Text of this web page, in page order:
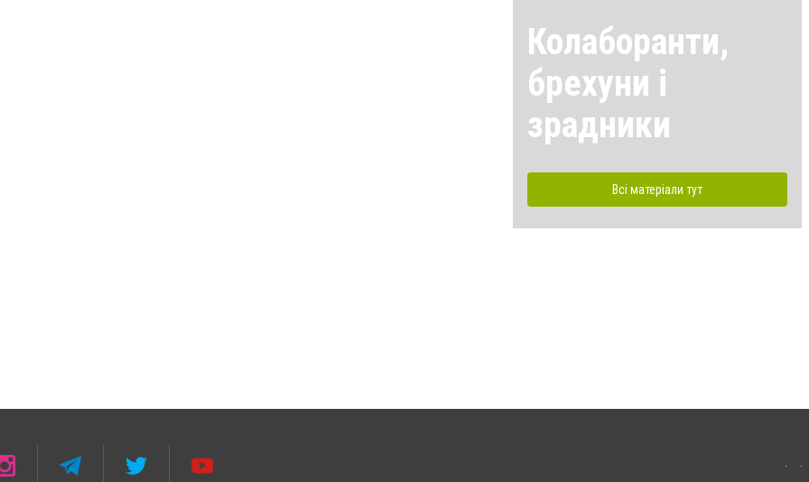
Колаборанти,
брехуни і
зрадники
Всі матеріали тут